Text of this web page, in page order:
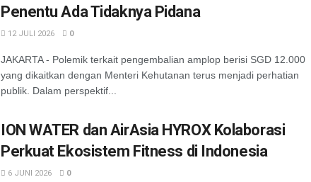
Penentu Ada Tidaknya Pidana
12 JULI 2026 0
JAKARTA - Polemik terkait pengembalian amplop berisi SGD 12.000
yang dikaitkan dengan Menteri Kehutanan terus menjadi perhatian
publik. Dalam perspektif...
ION WATER dan AirAsia HYROX Kolaborasi
Perkuat Ekosistem Fitness di Indonesia
6 JUNI 2026 0